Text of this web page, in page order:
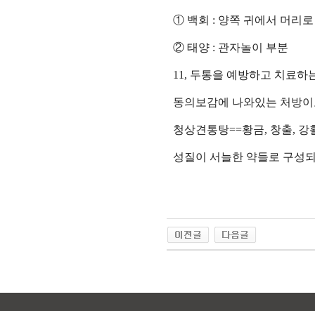
① 백회 : 양쪽 귀에서 머리
②태양 : 관자놀이 부분
11, 두통을 예방하고 치료하
동의보감에 나와있는 처방
청상견통탕==황금, 창출, 강
성질이 서늘한 약들로 구성